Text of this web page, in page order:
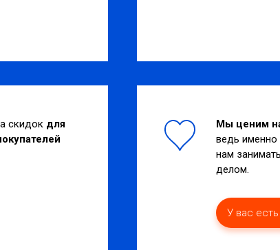
скидок для
Мы ценим
ведь
нам
делом.
У вас